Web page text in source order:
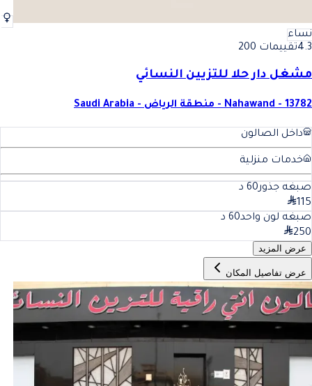
نساء
4.3تقييمات 200
مشغل دار حلا للتزيين النسائي
Nahawand - 13782 - منطقة الرياض - Saudi Arabia
داخل الصالون
خدمات منزلية
صبغه جذور60 د
115
صبغه لون واحد60 د
250
عرض المزيد
عرض تفاصيل المكان